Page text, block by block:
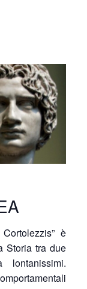
è
Storia tra due